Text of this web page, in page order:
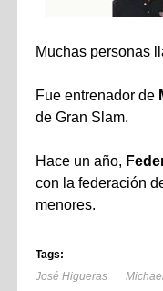
Muchas personas
Fue entrenador de
de Gran Slam.
Hace un año,
con la federación
menores.
Tags:
José Higueras